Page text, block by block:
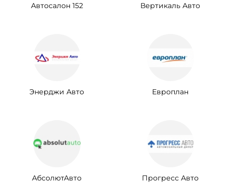
Автосалон 152 Вертикаль Авто
Энерджи Авто Европлан
АбсолютАвто Прогресс Авто